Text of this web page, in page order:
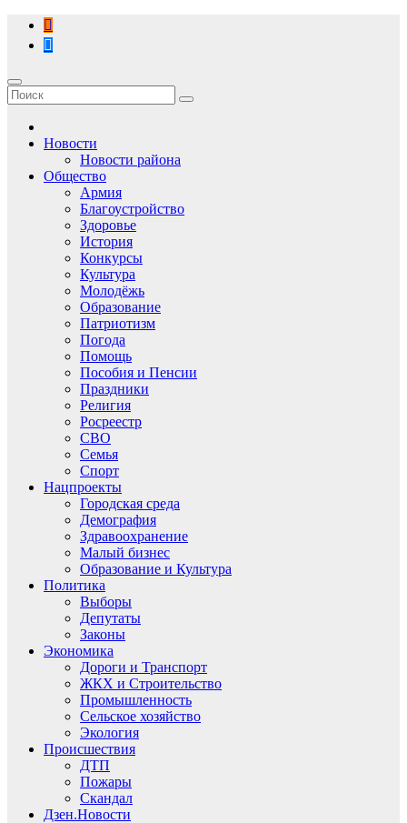
Перейти
содержимому
Новости
Новости района
Общество
Армия
Благоустройство
Здоровье
История
Конкурсы
Культура
Молодёжь
Образование
Патриотизм
Погода
Помощь
Пособия и Пенсии
Праздники
Религия
Росреестр
СВО
Семья
Спорт
Нацпроекты
Городская среда
Демография
Здравоохранение
Малый бизнес
Образование и Культура
Политика
Выборы
Депутаты
Законы
Экономика
Дороги и Транспорт
ЖКХ и Строительство
Промышленность
Сельское хозяйство
Экология
Происшествия
ДТП
Пожары
Скандал
Дзен.Новости